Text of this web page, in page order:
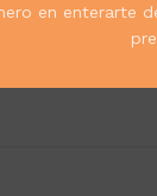
en enterarte
campos